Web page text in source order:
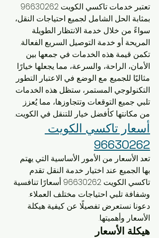
بمثابة الحل الشامل لجميع احتياجات النقل،
سواءً من خلال خدمة الانتظار الطويلة
المريحة أو خدمة التوصيل السريع الفعالة.
تكمن قيمة هذه الخدمات في جمعها بين
الأمان، الراحة، والسرعة، مما يجعلها خيارًا
مثاليًا للجميع. مع الوضع في الاعتبار التطور
التكنولوجي المستمر، ستظل هذه الخدمات
تلبي جميع التوقعات وتتجاوزها، مما يُعزز
من مكانتها كأفضل خيار للتنقل في الكويت.
أسعار تاكسي الكويت
96630262
تعد الأسعار من الأمور الأساسية التي يهتم
بها الجميع عند اختيار خدمة النقل. تقدم
تاكسي الكويت 96630262 أسعارًا تنافسية
وشفافة تلبي احتياجات مختلف العملاء.
دعونا نستعرض تفصيلًا عن كيفية هيكلة
الأسعار وأهميتها.
هيكلة الأسعار